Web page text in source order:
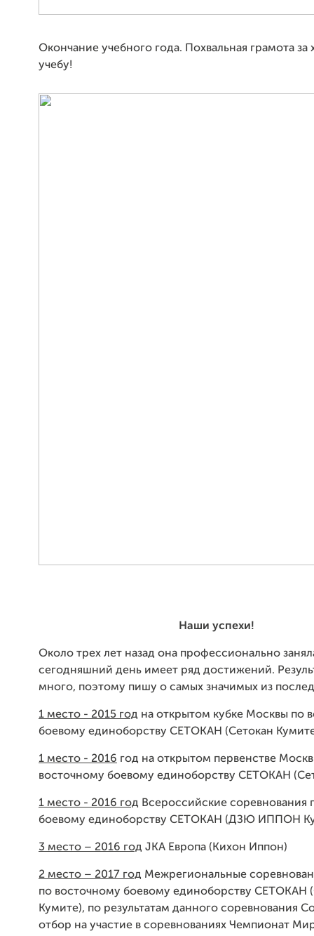
Окончание учебного года. Похвальная грамота
учебу!
Наши успехи!
Около трех лет назад она профессионально
сегодняшний день имеет ряд достижений.
много, поэтому пишу о самых значимых из
1 место - 2015 год на открытом кубке Москвы по
боевому единоборству СЕТОКАН (Сетокан
1 место - 2016 год на открытом первенстве
восточному боевому единоборству СЕТОКАН
1 место - 2016 год Всероссийские соревнования
боевому единоборству СЕТОКАН (ДЗЮ ИППОН
3 место – 2016 год JKA Европа (Кихон Иппон)
2 место – 2017 год Межрегиональные
по восточному боевому единоборству СЕТОКАН
Кумите), по результатам данного соревнования
отбор на участие в соревнованиях Чемпионат